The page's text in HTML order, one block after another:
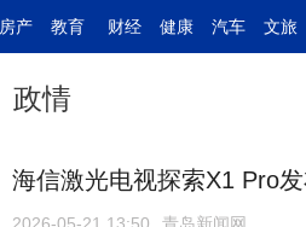
房产 教育 财经 健康 汽车 文旅
政情
海信激光电视探索X1 Pro